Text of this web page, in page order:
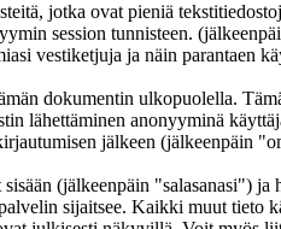
jotka ovat pieniä
session tunnisteen.
vestiketjuja ja näin parantaen
dokumentin ulkopuolella.
lähettäminen anonyyminä
jälkeen (jälkeenpäin
(jälkeenpäin "salasanasi")
sijaitsee. Kaikki muut tieto